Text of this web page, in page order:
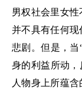
男权社会里女
并不具有任何
悲剧。但是，当
身的利益所动，
人物身上所蕴